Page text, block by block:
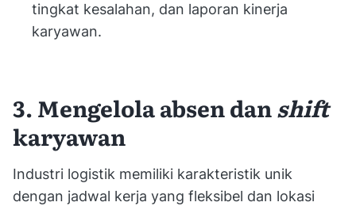
tingkat kesalahan, dan laporan kinerja
karyawan.
3. Mengelola absen danshift
karyawan
Industri logistik memiliki karakteristik unik
dengan jadwal kerja yang fleksibel dan lokasi